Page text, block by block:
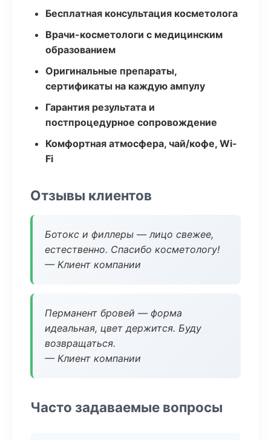
Бесплатная консультация косметолога
Врачи-косметологи с медицинским
образованием
Оригинальные препараты,
сертификаты на каждую ампулу
Гарантия результата и
постпроцедурное сопровождение
Комфортная атмосфера, чай/кофе, Wi-
Fi
Отзывы клиентов
Ботокс и филлеры — лицо свежее,
естественно. Спасибо косметологу!
— Клиент компании
Перманент бровей — форма
идеальная, цвет держится. Буду
возвращаться.
— Клиент компании
Часто задаваемые вопросы